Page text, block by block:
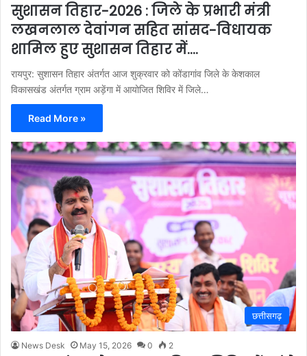
सुशासन तिहार-2026 : जिले के प्रभारी मंत्री
लखनलाल देवांगन सहित सांसद-विधायक
शामिल हुए सुशासन तिहार में….
रायपुर: सुशासन तिहार अंतर्गत आज शुक्रवार को कोंडागांव जिले के केशकाल
विकासखंड अंतर्गत ग्राम अड़ेंगा में आयोजित शिविर में जिले…
Read More »
छत्तीसगढ़
News Desk May 15, 2026 0 2